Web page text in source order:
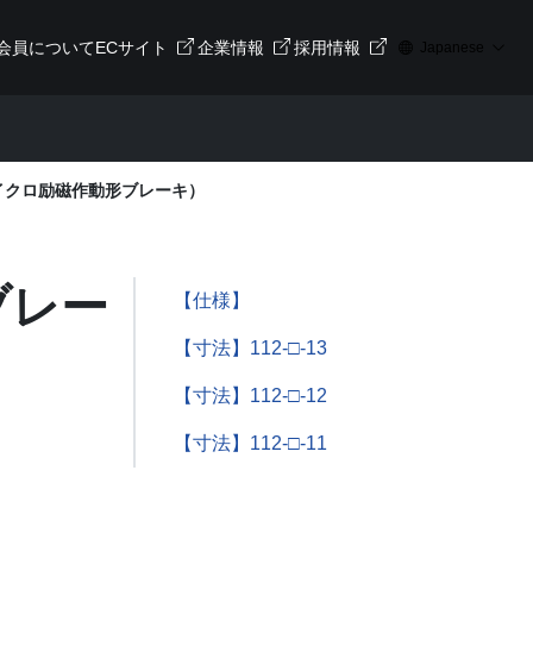
員についてECサイト 企業情報 採用情報 Japanese
ロ励磁作動形ブレーキ）
ー 【仕様】
【寸法】112-□-13
【寸法】112-□-12
【寸法】112-□-11